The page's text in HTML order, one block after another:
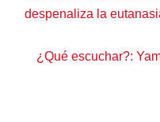
despenaliza la
¿Qué escuchar?: